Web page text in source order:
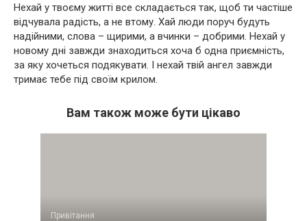
Нехай у твоєму житті все складається так, щоб ти частіше
відчувала радість, а не втому. Хай люди поруч будуть
надійними, слова – щирими, а вчинки – добрими. Нехай у
новому дні завжди знаходиться хоча б одна приємність,
за яку хочеться подякувати. І нехай твій ангел завжди
тримає тебе під своїм крилом.
Вам також може бути цікаво
Привітання